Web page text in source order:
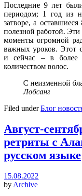
Последние 9 лет
периодом; 1 год из
затворе, а
полезной работой.
моменты огромной
важных уроков. Этот
и сейчас – в более
количеством волос.
С неизменной
Лобсанг
Filed underБлог
Август-
ретриты с
русском языке
15.08.2022
by Archive